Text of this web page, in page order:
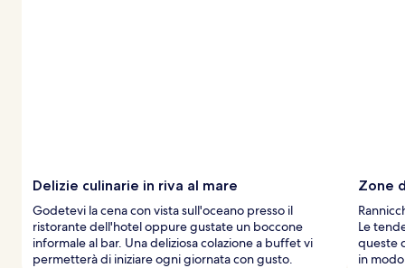
Delizie culinarie in riva al mare
Godetevi la cena con vista sull'oceano presso il
ristorante dell'hotel oppure gustate un boccone
informale al bar. Una deliziosa colazione a buffet vi
permetterà di iniziare ogni giornata con gusto.
Zone
Le
queste
in